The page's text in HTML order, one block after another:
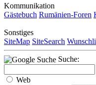
Kommunikation
Gästebuch Rumänien-Foren
Sonstiges
SiteMap SiteSearch
Suche:
Web